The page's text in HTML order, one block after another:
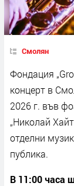
Смолян
Фондация
концерт в
2026 г. във
„Николай
отделни
публика.
В 11:00 часа